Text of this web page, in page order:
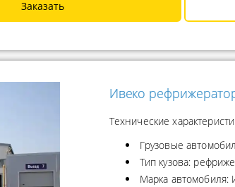
Заказать
Ивеко
Технические
Грузовые
Тип кузова:
Марка автомобиля: